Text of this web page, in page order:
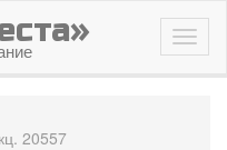
20557